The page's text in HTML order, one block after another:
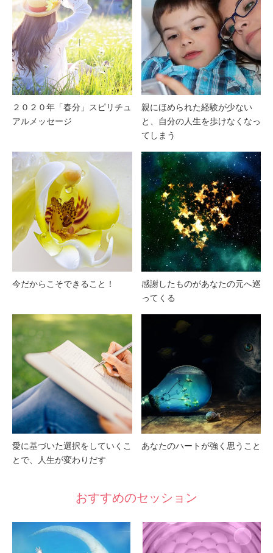
２０２０年「春分」スピリチュ
アルメッセージ
親にほめられた経験が少ない
と、自分の人生を歩けなくなっ
てしまう
今だからこそできること！
感謝したものがあなたの元へ巡
ってくる
愛に基づいた選択をしていくこ
とで、人生が変わりだす
あなたのハートが強く思うこと
おすすめのセッション